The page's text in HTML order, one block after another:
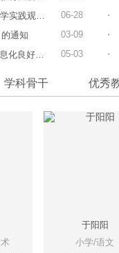
06-28
家级一等奖 ·
03-09
通知 ·
05-03
做出贡献 ·
学科骨干 优秀
于阳阳
小学/语文